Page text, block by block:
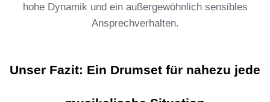
hohe Dynamik und ein außergewöhnlich sensibles
Ansprechverhalten.
Unser Fazit: Ein Drumset für nahezu jede